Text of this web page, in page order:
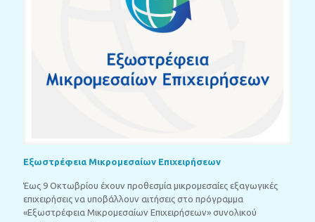
Εξωστρέφεια Μικρομεσαίων Επιχειρήσεων
Έως 9 Οκτωβρίου έχουν προθεσμία μικρομεσαίες εξαγωγικές
επιχειρήσεις να υποβάλλουν αιτήσεις στο πρόγραμμα
«Εξωστρέφεια Μικρομεσαίων Επιχειρήσεων» συνολικού